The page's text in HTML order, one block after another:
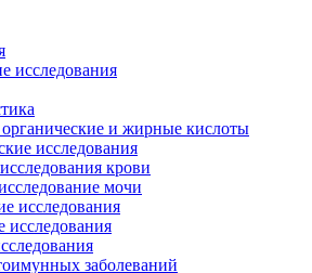
исследования
и жирные кислоты
исследования
крови
мочи
исследования
исследования
заболеваний